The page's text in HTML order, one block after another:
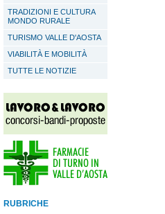
TRADIZIONI E CULTURA
MONDO RURALE
TURISMO VALLE D'AOSTA
VIABILITÀ E MOBILITÀ
TUTTE LE NOTIZIE
RUBRICHE